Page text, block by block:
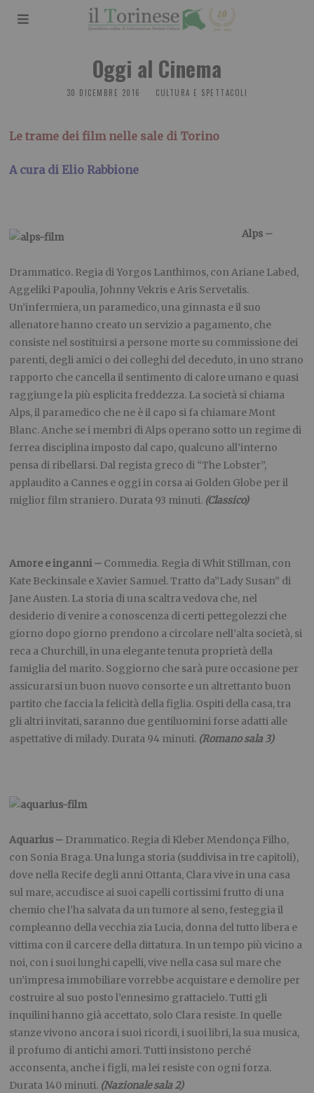
Oggi al Cinema
30 DICEMBRE 2016 CULTURA E SPETTACOLI
Le trame dei film nelle sale di Torino
A cura di Elio Rabbione
Alps –
Drammatico. Regia di Yorgos Lanthimos, con Ariane Labed,
Aggeliki Papoulia, Johnny Vekris e Aris Servetalis.
Un’infermiera, un paramedico, una ginnasta e il suo
allenatore hanno creato un servizio a pagamento, che
consiste nel sostituirsi a persone morte su commissione dei
parenti, degli amici o dei colleghi del deceduto, in uno strano
rapporto che cancella il sentimento di calore umano e quasi
raggiunge la più esplicita freddezza. La società si chiama
Alps, il paramedico che ne è il capo si fa chiamare Mont
Blanc. Anche se i membri di Alps operano sotto un regime di
ferrea disciplina imposto dal capo, qualcuno all’interno
pensa di ribellarsi. Dal regista greco di “The Lobster”,
applaudito a Cannes e oggi in corsa ai Golden Globe per il
miglior film straniero. Durata 93 minuti. (Classico)
Amore e inganni – Commedia. Regia di Whit Stillman, con
Kate Beckinsale e Xavier Samuel. Tratto da”Lady Susan” di
Jane Austen. La storia di una scaltra vedova che, nel
desiderio di venire a conoscenza di certi pettegolezzi che
giorno dopo giorno prendono a circolare nell’alta società, si
reca a Churchill, in una elegante tenuta proprietà della
famiglia del marito. Soggiorno che sarà pure occasione per
assicurarsi un buon nuovo consorte e un altrettanto buon
partito che faccia la felicità della figlia. Ospiti della casa, tra
gli altri invitati, saranno due gentiluomini forse adatti alle
aspettative di milady. Durata 94 minuti. (Romano sala 3)
Aquarius – Drammatico. Regia di Kleber Mendonça Filho,
con Sonia Braga. Una lunga storia (suddivisa in tre capitoli),
dove nella Recife degli anni Ottanta, Clara vive in una casa
sul mare, accudisce ai suoi capelli cortissimi frutto di una
chemio che l’ha salvata da un tumore al seno, festeggia il
compleanno della vecchia zia Lucia, donna del tutto libera e
vittima con il carcere della dittatura. In un tempo più vicino a
noi, con i suoi lunghi capelli, vive nella casa sul mare che
un’impresa immobiliare vorrebbe acquistare e demolire per
costruire al suo posto l’ennesimo grattacielo. Tutti gli
inquilini hanno già accettato, solo Clara resiste. In quelle
stanze vivono ancora i suoi ricordi, i suoi libri, la sua musica,
il profumo di antichi amori. Tutti insistono perché
acconsenta, anche i figli, ma lei resiste con ogni forza.
Durata 140 minuti. (Nazionale sala 2)